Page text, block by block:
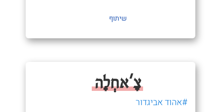
שיתוף
צָ'אחְלָה
#אהוד אביגדור